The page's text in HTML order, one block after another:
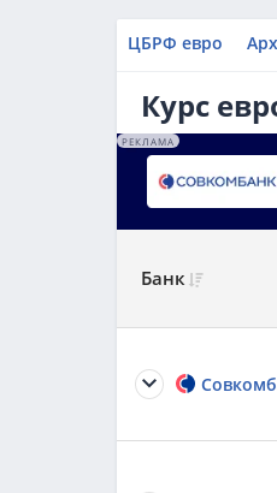
ЦБРФ евро
Курс
РЕКЛАМА
Банк